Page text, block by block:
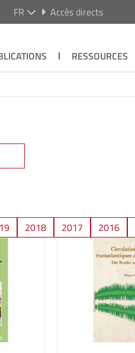
FR Accès directs
RESSOURCES
2018 2017 2016